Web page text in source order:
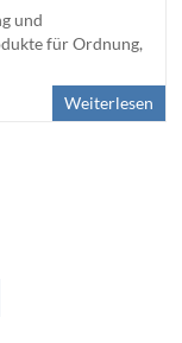
und
für Ordnung,
Weiterlesen